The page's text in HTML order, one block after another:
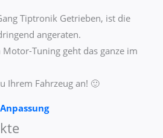
Tiptronik Getrieben, ist die
angeraten.
Tuning geht das ganze im
Ihrem Fahrzeug an! 🙂